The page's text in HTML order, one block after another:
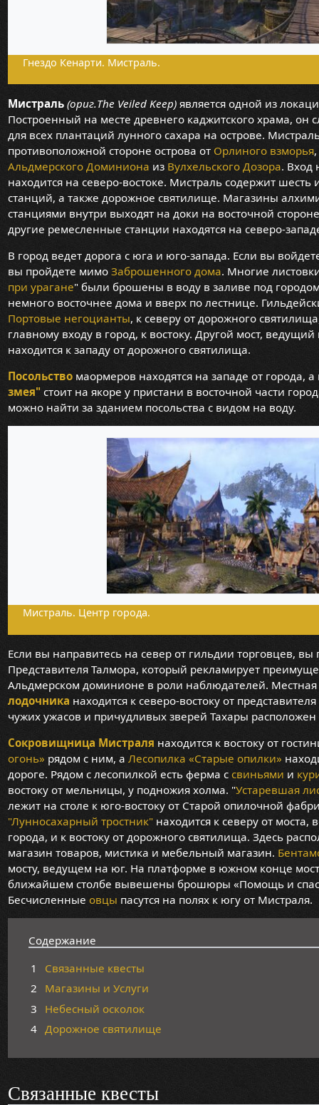
Гнездо Кенарти. Мистраль.
Мистраль (ориг.The Veiled Keep)является одной из
Построенный на месте древнего каджитского храма, он
для всех плантаций лунного сахара на острове.
противоположной стороне острова от Орлиного взморья
Альдмерского Доминиона из Вулхельского Дозора. Вход
находится на северо-востоке. Мистраль содержит
станций, а также дорожное святилище. Магазины
станциями внутри выходят на доки на восточной
другие ремесленные станции находятся на северо-
В город ведет дорога с юга и юго-запада. Если вы
вы пройдете мимо Заброшенного дома. Многие
при урагане" были брошены в воду в заливе под
немного восточнее дома и вверх по лестнице.
Портовые негоцианты, к северу от дорожного
главному входу в город, к востоку. Другой мост,
находится к западу от дорожного святилища.
Посольствомаормеров находятся на западе от города,
змея"стоит на якоре у пристани в восточной части
можно найти за зданием посольства с видом на воду.
Мистраль. Центр города.
Если вы направитесь на север от гильдии торговцев,
Представителя Талмора, который рекламирует
Альдмерском доминионе в роли наблюдателей.
лодочника находится к северо-востоку от
чужих ужасов и причудливых зверей Тахары расположен
Сокровищница Мистраля находится к востоку от
огонь» рядом с ним, а Лесопилка «Старые опилки»
дороге. Рядом с лесопилкой есть ферма с свиньями и
востоку от мельницы, у подножия холма. "Устаревшая
лежит на столе к юго-востоку от Старой опилочной
"Лунносахарный тростник"находится к северу от моста,
города, и к востоку от дорожного святилища. Здесь
магазин товаров, мистика и мебельный магазин.
мосту, ведущем на юг. На платформе в южном конце
ближайшем столбе вывешены брошюры «Помощь и
Бесчисленные овцы пасутся на полях к югу от Мистраля.
Содержание
1
Связанные квесты
2
Магазины и Услуги
3
Небесный осколок
4 Дорожное святилище
Связанные квесты